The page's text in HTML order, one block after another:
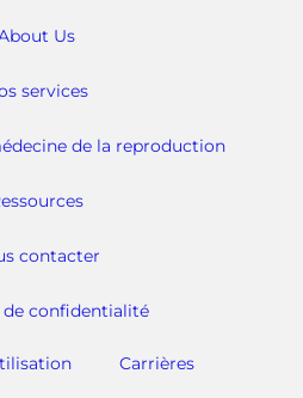
Us
services
de la reproduction
contacter
confidentialité
Carrières